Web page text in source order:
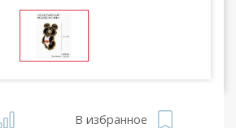
В избранное